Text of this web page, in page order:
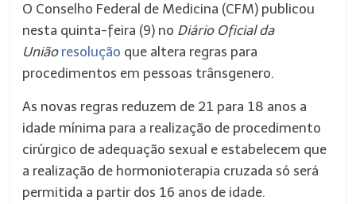
O Conselho Federal de Medicina (CFM) publicou
nesta quinta-feira (9) no Diário Oficial da
Uniãoresolução que altera regras para
procedimentos em pessoas trânsgenero.
As novas regras reduzem de 21 para 18 anos a
idade mínima para a realização de procedimento
cirúrgico de adequação sexual e estabelecem que
a realização de hormonioterapia cruzada só será
permitida a partir dos 16 anos de idade.